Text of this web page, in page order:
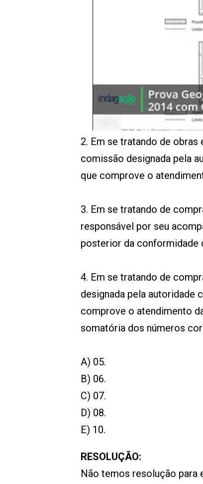
2. Em se tratando de
comissão designada pela
que comprove o
3. Em se tratando de
responsável por seu
posterior da conformidade
4. Em se tratando de
designada pela autoridade
comprove o atendimento
somatória dos números
A) 05.
B) 06.
C) 07.
D) 08.
E) 10.
RESOLUÇÃO:
Não temos resolução para